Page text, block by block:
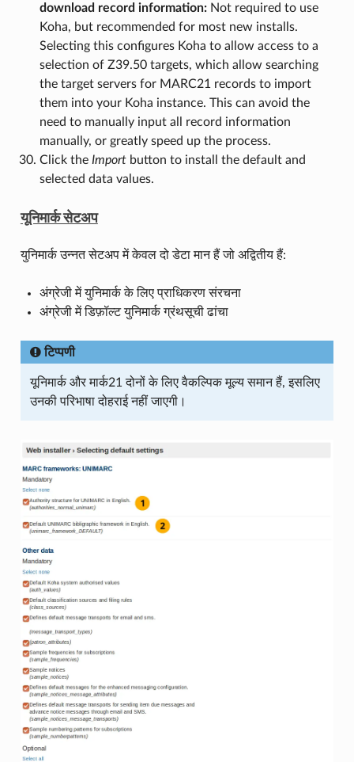
download record information:Not required to use
Koha, but recommended for most new installs.
Selecting this configures Koha to allow access to a
selection of Z39.50 targets, which allow searching
the target servers for MARC21 records to import
them into your Koha instance. This can avoid the
need to manually input all record information
manually, or greatly speed up the process.
Click the Importbutton to install the default and
selected data values.
यूनिमार्क सेटअप
युनिमार्क उन्नत सेटअप में केवल दो डेटा मान हैं जो अद्वितीय हैं:
अंग्रेजी में युनिमार्क के लिए प्राधिकरण संरचना
अंग्रेजी में डिफ़ॉल्ट युनिमार्क ग्रंथसूची ढांचा
टिप्पणी
यूनिमार्क और मार्क21 दोनों के लिए वैकल्पिक मूल्य समान हैं, इसलिए
उनकी परिभाषा दोहराई नहीं जाएगी।